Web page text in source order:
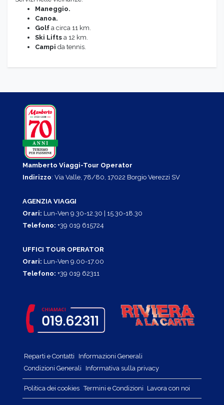
Maneggio.
Canoa.
Golf a circa 11 km.
Ski Lifts a 12 km.
Campi da tennis.
Mamberto Viaggi-Tour Operator
Indirizzo: Via Valle, 78/80, 17022 Borgio Verezzi SV
AGENZIA VIAGGI
Orari: Lun-Ven 9.30-12.30 | 15.30-18.30
Telefono: +39 019 615724
UFFICI TOUR OPERATOR
Orari: Lun-Ven 9.00-17.00
Telefono: +39 019 62311
Reparti e Contatti
Informazioni Generali
Condizioni Generali
Informativa sulla privacy
Politica dei cookies Termini e Condizioni Lavora con noi